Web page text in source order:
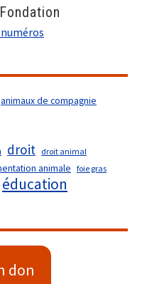
animaux de compagnie
droit droit animal
animale foie gras
éducation
don